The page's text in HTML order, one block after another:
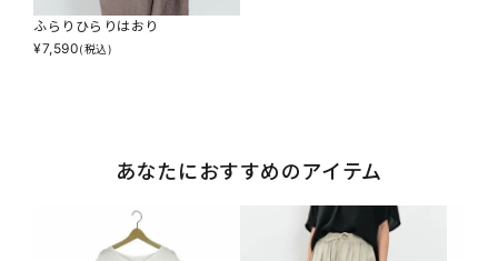
ふらりひらりはおり
¥7,590(税込)
あなたにおすすめのアイテム